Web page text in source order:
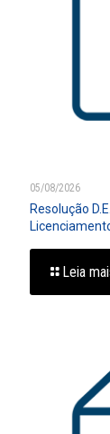
05/08/2026
Resolução
Leia